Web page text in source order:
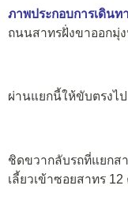
ภาพประกอบการเดินท
ถนนสาทรฝั่งขาออกมุ่
ผ่านแยกนี้ให้ขับตรงไ
ชิดขวากลับรถที่แยกส
เลี้ยวเข้าซอยสาทร 12